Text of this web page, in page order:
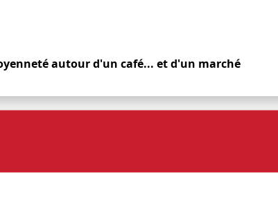
autour d'un café... et d'un marché